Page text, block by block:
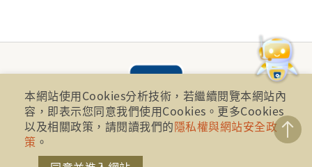
本網站使用Cookies分析技術，若繼續閱覽本網站內
容，即表示您同意我們使用Cookies。更多Cookies
以及相關政策，請閱讀我們的隱私權與網站安全政
策 。